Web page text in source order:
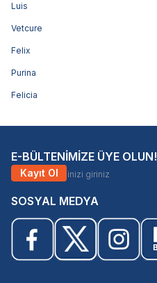
Luis
Vetcure
Felix
Purina
Felicia
E-BÜLTENİMİZE ÜYE OLUN!
Kayıt Ol
SOSYAL MEDYA